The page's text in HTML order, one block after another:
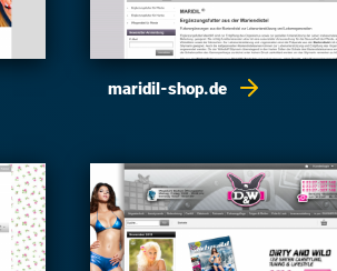
maridil-shop.de